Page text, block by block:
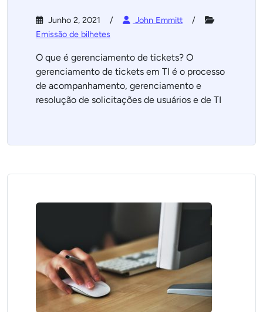
Junho 2, 2021
John Emmitt
Emissão de bilhetes
O que é gerenciamento de tickets? O
gerenciamento de tickets em TI é o processo
de acompanhamento, gerenciamento e
resolução de solicitações de usuários e de TI